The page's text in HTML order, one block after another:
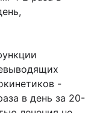
-
в день за 20-